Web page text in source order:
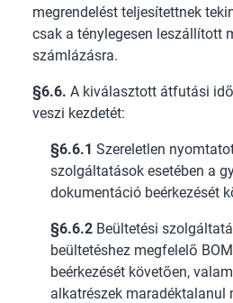
megrendelést teljesítettnek
csak a ténylegesen leszállított
számlázásra.
§6.6. A kiválasztott átfutási
veszi kezdetét:
§6.6.1 Szereletlen
szolgáltatások esetében a
dokumentáció beérkezését
§6.6.2 Beültetési
beültetéshez megfelelő
beérkezését követően,
alkatrészek maradéktalanul